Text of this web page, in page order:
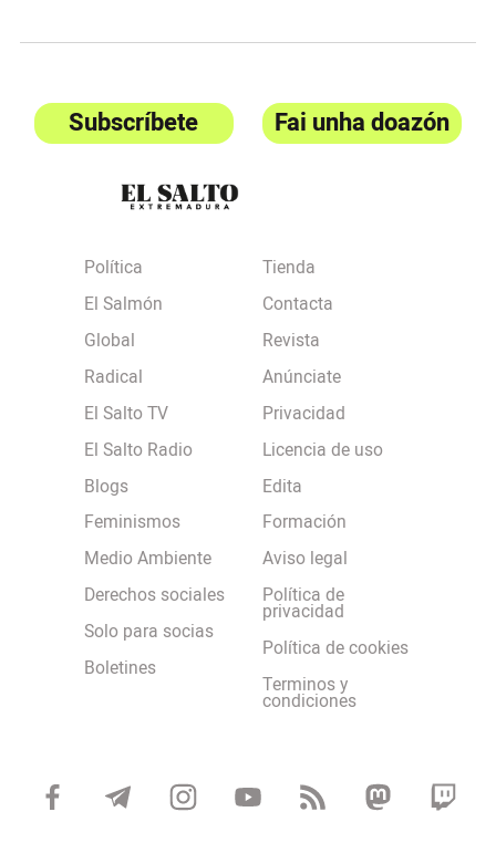
Subscríbete Fai unha doazón
Política
El Salmón
Global
Radical
El Salto TV
El Salto Radio
Blogs
Feminismos
Medio Ambiente
Derechos sociales
Solo para socias
Boletines
Tienda
Contacta
Revista
Anúnciate
Privacidad
Licencia de uso
Edita
Formación
Aviso legal
Política de
privacidad
Política de cookies
Terminos y
condiciones